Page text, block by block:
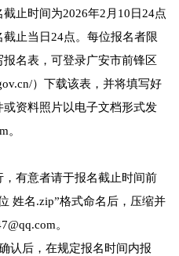
止时间为2026年2月10日24点
止当日24点。每位报名者限
名表，可登录广安市前锋区
）下载该表，并将填写好
资料照片以电子文档形式发
。
有意者请于报名截止时间前
姓名.zip”格式命名后，压缩并
。
认后，在规定报名时间内报